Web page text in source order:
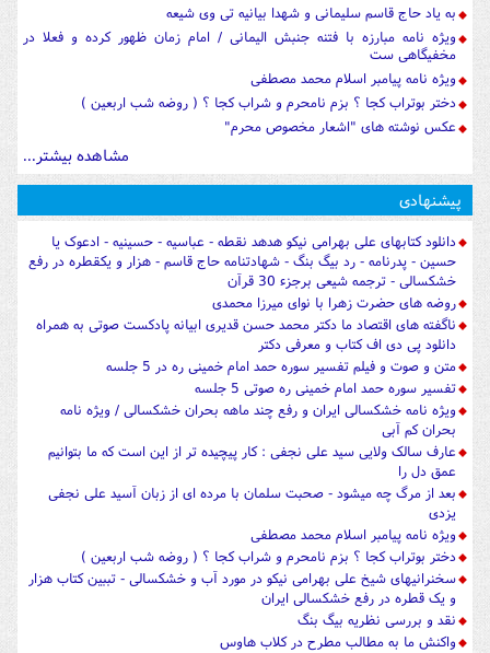
به یاد حاج قاسم سلیمانی و شهدا بیانیه تی وی شیعه
ویژه نامه مبارزه با فتنه جنبش الیمانی / امام زمان ظهور کرده و فعلا در
مخفیگاهی ست
ویژه نامه پیامبر اسلام محمد مصطفی
دختر بوتراب کجا ؟ بزم نامحرم و شراب کجا ؟ ( روضه شب اربعین )
عکس نوشته های "اشعار مخصوص محرم"
مشاهده بیشتر...
پیشنهادی
دانلود کتابهای علی بهرامی نیکو هدهد نقطه - عباسیه - حسینیه - ادعوک یا
حسین - پدرنامه - رد بیگ بنگ - شهادتنامه حاج قاسم - هزار و یکقطره در رفع
خشکسالی - ترجمه شیعی برجزء 30 قرآن
روضه های حضرت زهرا با نوای میرزا محمدی
ناگفته های اقتصاد ما دکتر محمد حسن قدیری ابیانه پادکست صوتی به همراه
دانلود پی دی اف کتاب و معرفی دکتر
متن و صوت و فیلم تفسیر سوره حمد امام خمینی ره در 5 جلسه
تفسیر سوره حمد امام خمینی ره صوتی 5 جلسه
ویژه نامه خشکسالی ایران و رفع چند ماهه بحران خشکسالی / ویژه نامه
بحران کم آبی
عارف سالک ولایی سید علی نجفی : کار پیچیده تر از این است که ما بتوانیم
عمق دل را
بعد از مرگ چه میشود - صحبت سلمان با مرده ای از زبان آسید علی نجفی
یزدی
ویژه نامه پیامبر اسلام محمد مصطفی
دختر بوتراب کجا ؟ بزم نامحرم و شراب کجا ؟ ( روضه شب اربعین )
سخنرانیهای شیخ علی بهرامی نیکو در مورد آب و خشکسالی - تببین کتاب هزار
و یک قطره در رفع خشکسالی ایران
نقد و بررسی نظریه بیگ بنگ
واکنش ما به مطالب مطرح در کلاب هاوس